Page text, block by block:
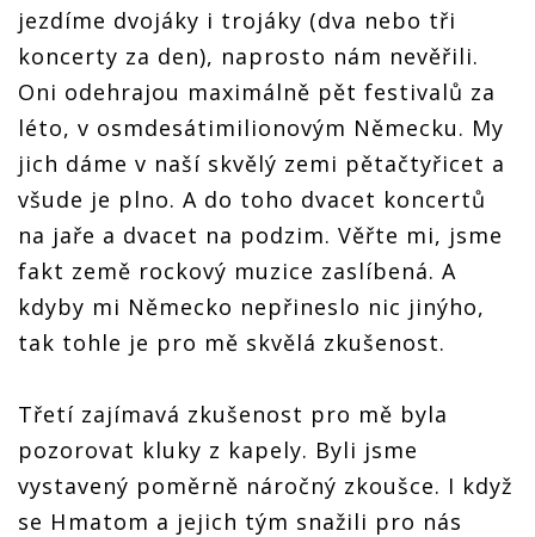
jezdíme dvojáky i trojáky (dva nebo tři
koncerty za den), naprosto nám nevěřili.
Oni odehrajou maximálně pět festivalů za
léto, v osmdesátimilionovým Německu. My
jich dáme v naší skvělý zemi pětačtyřicet a
všude je plno. A do toho dvacet koncertů
na jaře a dvacet na podzim. Věřte mi, jsme
fakt země rockový muzice zaslíbená. A
kdyby mi Německo nepřineslo nic jinýho,
tak tohle je pro mě skvělá zkušenost.
Třetí zajímavá zkušenost pro mě byla
pozorovat kluky z kapely. Byli jsme
vystavený poměrně náročný zkoušce. I když
se Hӓmatom a jejich tým snažili pro nás